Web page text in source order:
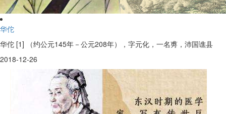
华佗
华佗 [1] （约公元145年－公元208年），字元化，一名旉，沛国谯县
2018-12-26